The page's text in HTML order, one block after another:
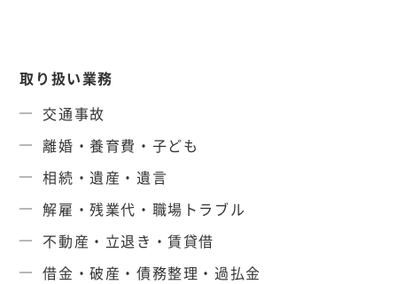
取り扱い業務
交通事故
離婚・養育費・子ども
相続・遺産・遺言
解雇・残業代・職場トラブル
不動産・立退き・賃貸借
借金・破産・債務整理・過払金